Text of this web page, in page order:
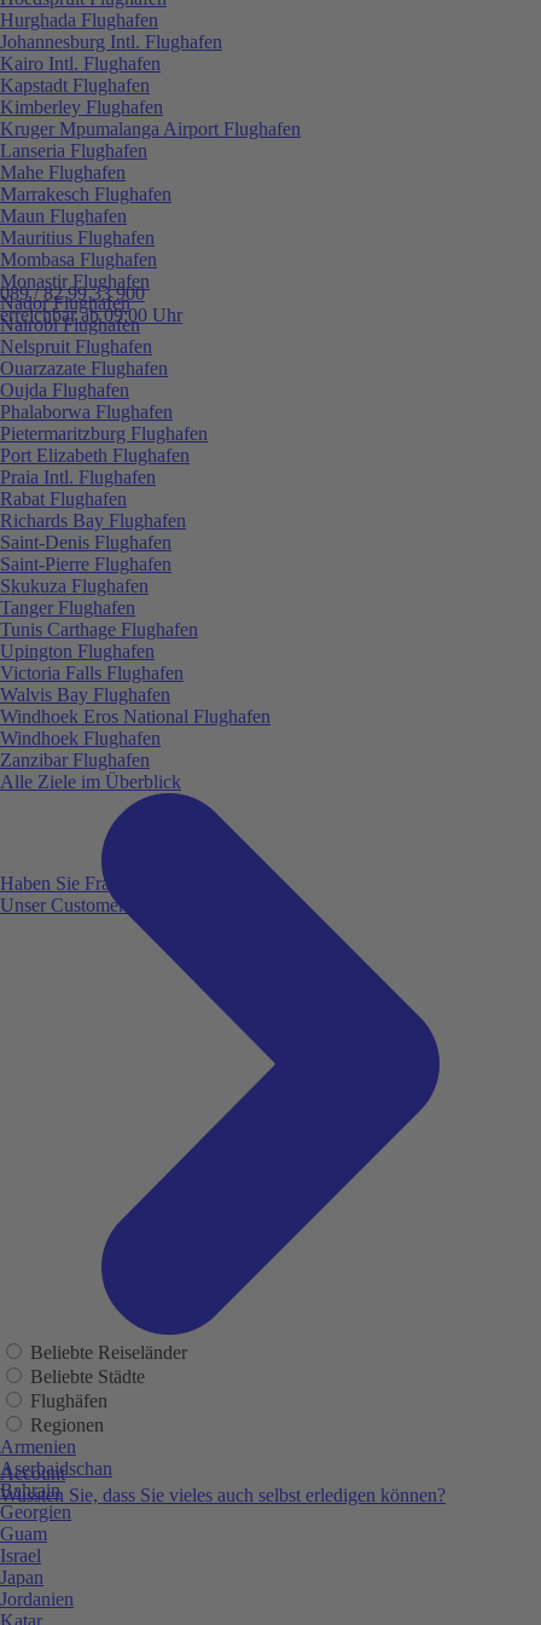
089 / 82 99 33 900
erreichbar ab 09:00 Uhr
Haben Sie Fragen?
Unser Customer Service ist für Sie da!
Account
Wussten Sie, dass Sie vieles auch selbst erledigen können?
Hurghada Flughafen
Johannesburg Intl. Flughafen
Kairo Intl. Flughafen
Kapstadt Flughafen
Kimberley Flughafen
Kruger Mpumalanga Airport Flughafen
Lanseria Flughafen
Mahe Flughafen
Marrakesch Flughafen
Maun Flughafen
Mauritius Flughafen
Mombasa Flughafen
Monastir Flughafen
Nador Flughafen
Nairobi Flughafen
Nelspruit Flughafen
Ouarzazate Flughafen
Oujda Flughafen
Phalaborwa Flughafen
Pietermaritzburg Flughafen
Port Elizabeth Flughafen
Praia Intl. Flughafen
Rabat Flughafen
Richards Bay Flughafen
Saint-Denis Flughafen
Saint-Pierre Flughafen
Skukuza Flughafen
Tanger Flughafen
Tunis Carthage Flughafen
Upington Flughafen
Victoria Falls Flughafen
Walvis Bay Flughafen
Windhoek Eros National Flughafen
Windhoek Flughafen
Zanzibar Flughafen
Alle Ziele im Überblick
Beliebte Reiseländer
Beliebte Städte
Flughäfen
Regionen
Armenien
Aserbaidschan
Bahrain
Georgien
Guam
Israel
Japan
Jordanien
Katar